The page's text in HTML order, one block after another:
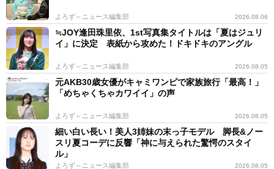
よろず～ニュース編集部 2026.08.06
≒JOY逢田珠里依、1st写真集タイトルは「夏はジュリ
イ」に決定 表紙から攻めた！ドキドキのアングル
よろず～ニュース編集部 2026.08.05
元AKB30歳女優がキャミワンピで家族旅行「最高！」
「めちゃくちゃカワイイ」の声
よろず～ニュース編集部 2026.08.05
細い白い長い！美人3姉妹の末っ子モデル 脚長&ノー
スリ夏コーデに反響「神に与えられた驚愕のスタイ
ル」
よろず～ニュース編集部 2026.08.05